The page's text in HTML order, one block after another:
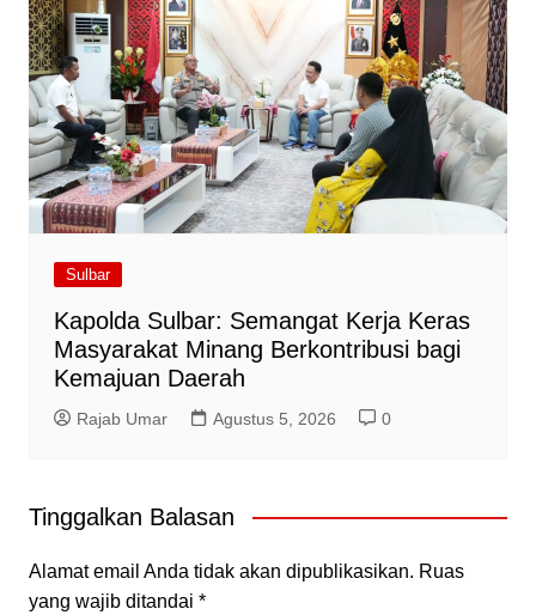
Sulbar
Kapolda Sulbar: Semangat Kerja Keras
Masyarakat Minang Berkontribusi bagi
Kemajuan Daerah
Rajab Umar Agustus 5, 2026 0
Tinggalkan Balasan
Alamat email Anda tidak akan dipublikasikan. Ruas
yang wajib ditandai *